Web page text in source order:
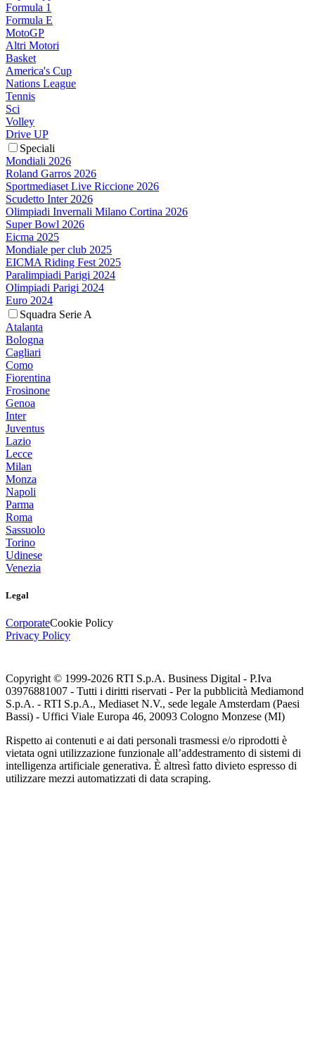
Formula 1
Formula E
MotoGP
Altri Motori
Basket
America's Cup
Nations League
Tennis
Sci
Volley
Drive UP
Speciali
Mondiali 2026
Roland Garros 2026
Sportmediaset Live Riccione 2026
Scudetto Inter 2026
Olimpiadi Invernali Milano Cortina 2026
Super Bowl 2026
Eicma 2025
Mondiale per club 2025
EICMA Riding Fest 2025
Paralimpiadi Parigi 2024
Olimpiadi Parigi 2024
Euro 2024
Squadra Serie A
Atalanta
Bologna
Cagliari
Como
Fiorentina
Frosinone
Genoa
Inter
Juventus
Lazio
Lecce
Milan
Monza
Napoli
Parma
Roma
Sassuolo
Torino
Udinese
Venezia
Legal
CorporateCookie Policy
Privacy Policy
Copyright © 1999-2026 RTI S.p.A. Business Digital - P.Iva
03976881007 - Tutti i diritti riservati - Per la pubblicità Mediamond
S.p.A. - RTI S.p.A., Mediaset N.V., sede legale Amsterdam (Paesi
Bassi) - Uffici Viale Europa 46, 20093 Cologno Monzese (MI)
Rispetto ai contenuti e ai dati personali trasmessi e/o riprodotti è
vietata ogni utilizzazione funzionale all’addestramento di sistemi di
intelligenza artificiale generativa. È altresì fatto divieto espresso di
utilizzare mezzi automatizzati di data scraping.